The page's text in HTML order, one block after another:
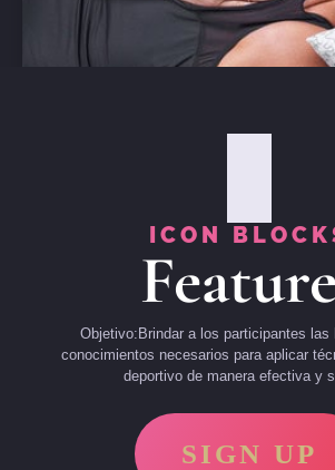
ICON
Objetivo:Brindar a los participantes las
conocimientos necesarios para aplicar
deportivo de manera efectiva y
SIGN UP